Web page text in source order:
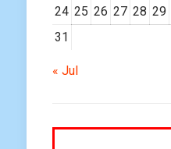
24 25 26 27 28 29
31
« Jul